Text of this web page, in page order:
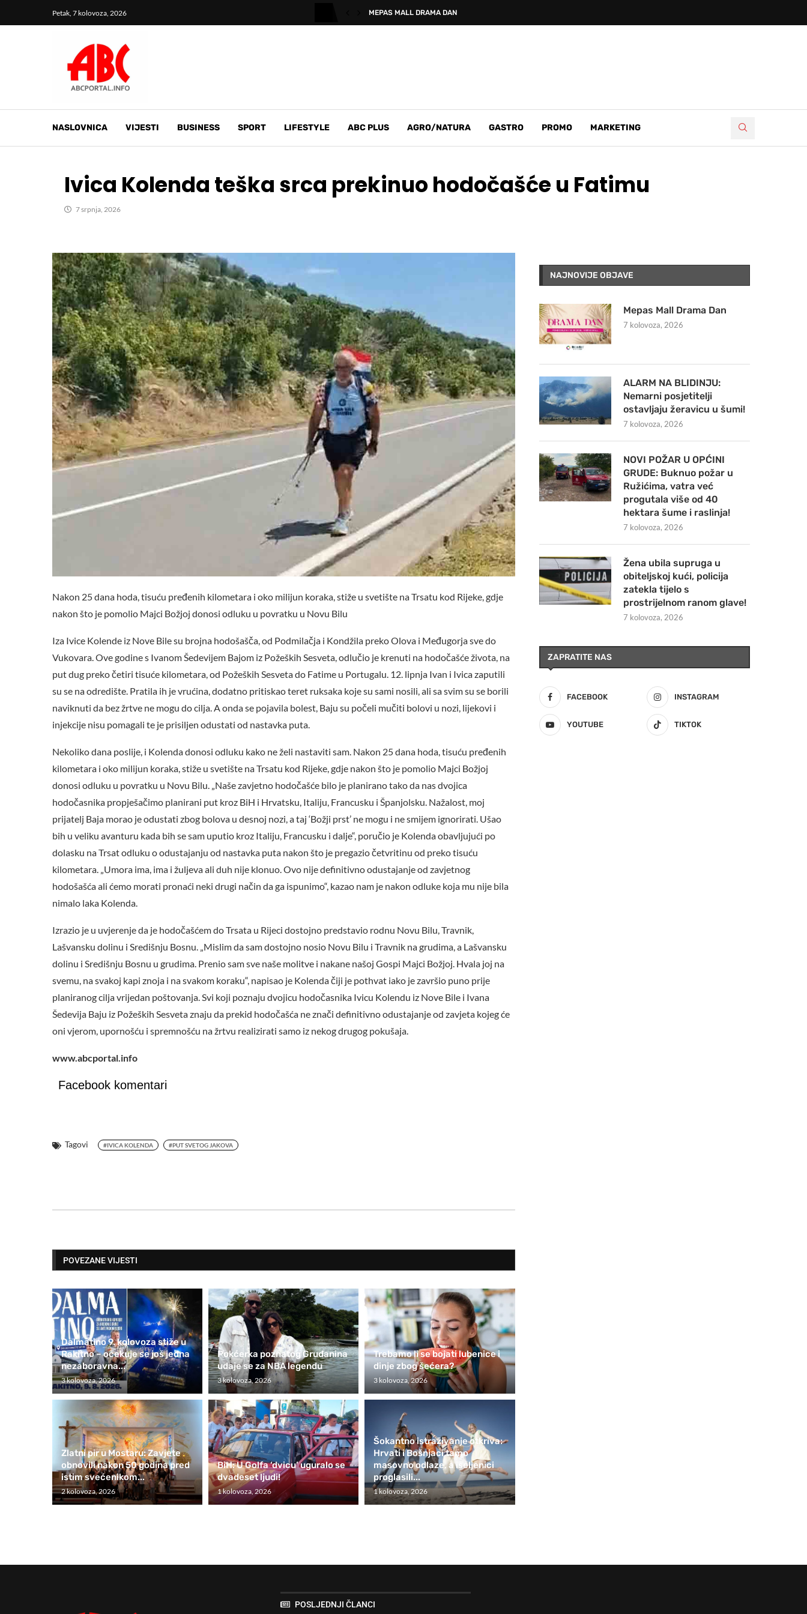
Petak, 7 kolovoza, 2026 MEPAS MALL DRAMA DAN
NASLOVNICA VIJESTI BUSINESS SPORT LIFESTYLE ABC PLUS AGRO/NATURA GASTRO PROMO MARKETING
Ivica Kolenda teška srca prekinuo hodočašće u Fatimu
7 srpnja, 2026
Nakon 25 dana hoda, tisuću pređenih kilometara i oko milijun koraka, stiže u svetište na Trsatu kod Rijeke, gdje
nakon što je pomolio Majci Božjoj donosi odluku u povratku u Novu Bilu
Iza Ivice Kolende iz Nove Bile su brojna hodošašča, od Podmilačja i Kondžila preko Olova i Međugorja sve do
Vukovara. Ove godine s Ivanom Šedevijem Bajom iz Požeških Sesveta, odlučio je krenuti na hodočašće života, na
put dug preko četiri tisuće kilometara, od Požeških Sesveta do Fatime u Portugalu. 12. lipnja Ivan i Ivica zaputili
su se na odredište. Pratila ih je vrućina, dodatno pritiskao teret ruksaka koje su sami nosili, ali sa svim su se borili
naviknuti da bez žrtve ne mogu do cilja. A onda se pojavila bolest, Baju su počeli mučiti bolovi u nozi, lijekovi i
injekcije nisu pomagali te je prisiljen odustati od nastavka puta.
Nekoliko dana poslije, i Kolenda donosi odluku kako ne želi nastaviti sam. Nakon 25 dana hoda, tisuću pređenih
kilometara i oko milijun koraka, stiže u svetište na Trsatu kod Rijeke, gdje nakon što je pomolio Majci Božjoj
donosi odluku u povratku u Novu Bilu. „Naše zavjetno hodočašće bilo je planirano tako da nas dvojica
hodočasnika propješačimo planirani put kroz BiH i Hrvatsku, Italiju, Francusku i Španjolsku. Nažalost, moj
prijatelj Baja morao je odustati zbog bolova u desnoj nozi, a taj ‘Božji prst’ ne mogu i ne smijem ignorirati. Ušao
bih u veliku avanturu kada bih se sam uputio kroz Italiju, Francusku i dalje“, poručio je Kolenda obavljujući po
dolasku na Trsat odluku o odustajanju od nastavka puta nakon što je pregazio četvritinu od preko tisuću
kilometara. „Umora ima, ima i žuljeva ali duh nije klonuo. Ovo nije definitivno odustajanje od zavjetnog
hodošašća ali ćemo morati pronaći neki drugi način da ga ispunimo“, kazao nam je nakon odluke koja mu nije bila
nimalo laka Kolenda.
Izrazio je u uvjerenje da je hodočašćem do Trsata u Rijeci dostojno predstavio rodnu Novu Bilu, Travnik,
Lašvansku dolinu i Središnju Bosnu. „Mislim da sam dostojno nosio Novu Bilu i Travnik na grudima, a Lašvansku
dolinu i Središnju Bosnu u grudima. Prenio sam sve naše molitve i nakane našoj Gospi Majci Božjoj. Hvala joj na
svemu, na svakoj kapi znoja i na svakom koraku“, napisao je Kolenda čiji je pothvat iako je završio puno prije
planiranog cilja vrijedan poštovanja. Svi koji poznaju dvojicu hodočasnika Ivicu Kolendu iz Nove Bile i Ivana
Šedevija Baju iz Požeških Sesveta znaju da prekid hodočašća ne znači definitivno odustajanje od zavjeta kojeg će
oni vjerom, upornošću i spremnošću na žrtvu realizirati samo iz nekog drugog pokušaja.
www.abcportal.info
Facebook komentari
Tagovi #IVICA KOLENDA #PUT SVETOG JAKOVA
POVEZANE VIJESTI
Dalmatino 9. kolovoza stiže u
Rakitno – očekuje se još jedna
nezaboravna...
3 kolovoza, 2026
Pokćerka poznatog Gruđanina
udaje se za NBA legendu
3 kolovoza, 2026
Trebamo li se bojati lubenice i
dinje zbog šećera?
3 kolovoza, 2026
Zlatni pir u Mostaru: Zavjete
obnovili nakon 50 godina pred
istim svećenikom...
2 kolovoza, 2026
BiH: U Golfa ‘dvicu’ uguralo se
dvadeset ljudi!
1 kolovoza, 2026
Šokantno istraživanje otkriva:
Hrvati i Bošnjaci tamo
masovno odlaze, a iseljenici
proglasili...
1 kolovoza, 2026
NAJNOVIJE OBJAVE
Mepas Mall Drama Dan
7 kolovoza, 2026
ALARM NA BLIDINJU:
Nemarni posjetitelji
ostavljaju žeravicu u šumi!
7 kolovoza, 2026
NOVI POŽAR U OPĆINI
GRUDE: Buknuo požar u
Ružićima, vatra već
progutala više od 40
hektara šume i raslinja!
7 kolovoza, 2026
Žena ubila supruga u
obiteljskoj kući, policija
zatekla tijelo s
prostrijelnom ranom glave!
7 kolovoza, 2026
ZAPRATITE NAS
FACEBOOK INSTAGRAM
YOUTUBE TIKTOK
POSLJEDNJI ČLANCI